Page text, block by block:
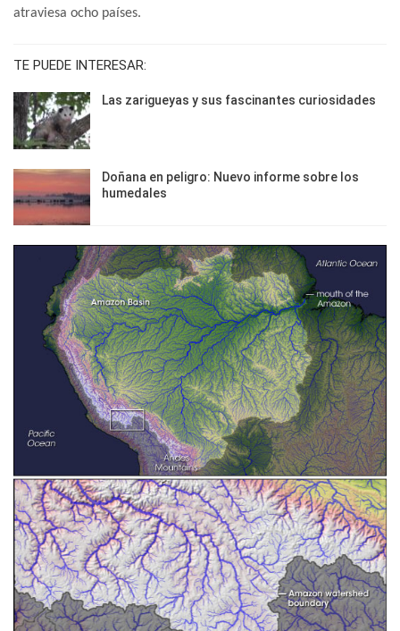
atraviesa ocho países.
TE PUEDE INTERESAR:
Las zarigueyas y sus fascinantes curiosidades
Doñana en peligro: Nuevo informe sobre los
humedales